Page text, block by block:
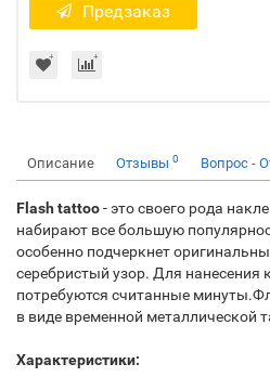
Предзаказ
Описание Отзывы 0 Вопрос -
Flash tattoo- это своего рода
набирают все большую
особенно подчеркнет
серебристый узор. Для нанесения
потребуются считанные
в виде временной металлической
Характеристики: